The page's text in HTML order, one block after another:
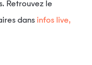
Retrouvez le
dans infos live,